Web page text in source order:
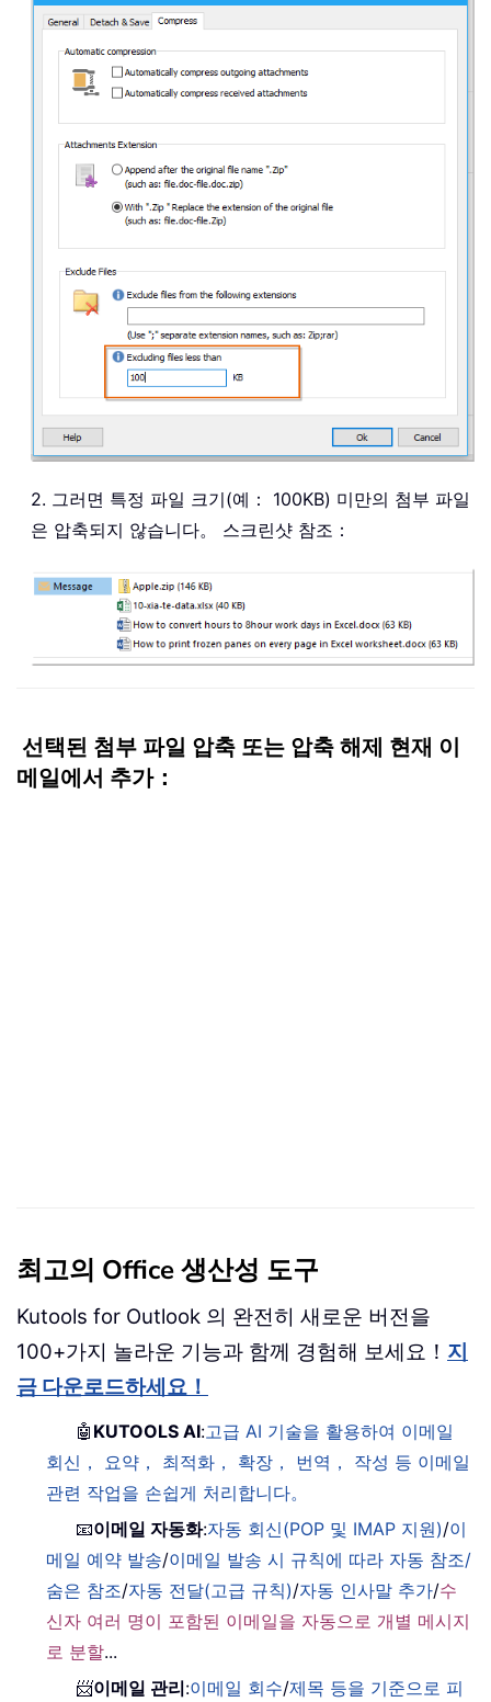
2. 그러면 특정 파일 크기(예： 100KB) 미만의 첨부 파일
은 압축되지 않습니다。 스크린샷 참조：
선택된 첨부 파일 압축 또는 압축 해제 현재 이
메일에서 추가：
최고의 Office 생산성 도구
Kutools for Outlook 의 완전히 새로운 버전을
100+가지 놀라운 기능과 함께 경험해 보세요！ 지
금 다운로드하세요！
🤖 KUTOOLS AI:고급 AI 기술을 활용하여 이메일
회신， 요약， 최적화， 확장， 번역， 작성 등 이메일
관련 작업을 손쉽게 처리합니다。
📧이메일 자동화:자동 회신(POP 및 IMAP 지원)/이
메일 예약 발송/이메일 발송 시 규칙에 따라 자동 참조/
숨은 참조/자동 전달(고급 규칙)/자동 인사말 추가/수
신자 여러 명이 포함된 이메일을 자동으로 개별 메시지
로 분할...
📨이메일 관리:이메일 회수/제목 등을 기준으로 피